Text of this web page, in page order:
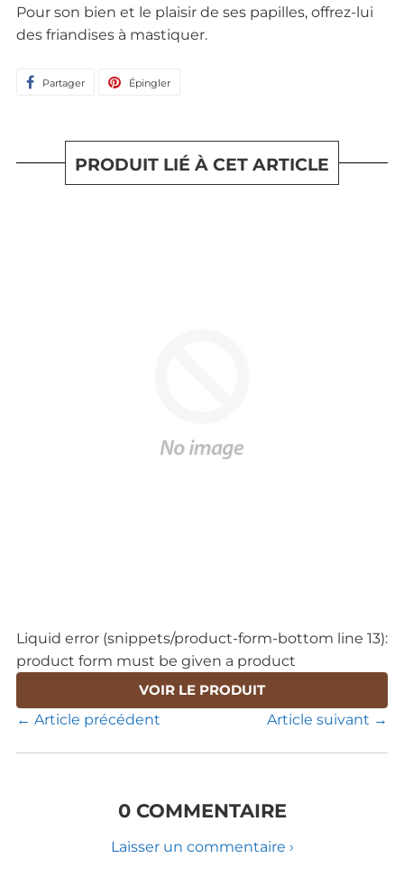
Pour son bien et le plaisir de ses papilles, offrez-lui
des friandises à mastiquer.
Partager PartagerÉpingler
PRODUIT LIÉ À CET ARTICLE
Liquid error (snippets/product-form-bottom line 13):
product form must be given a product
VOIR LE PRODUIT
← Article précédent
Article suivant →
0 COMMENTAIRE
Laisser un commentaire ›